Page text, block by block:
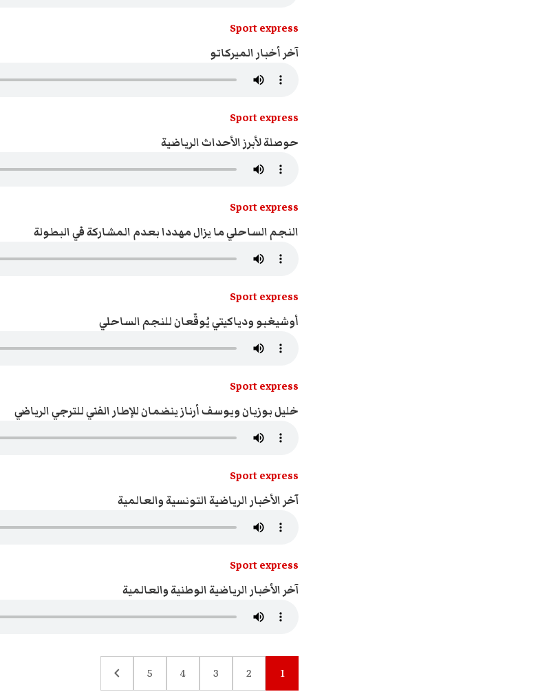
Sport express
آخر أخبار الميركاتو
Sport express
حوصلة لأبرز الأحداث الرياضية
Sport express
النجم الساحلي ما يزال مهددا بعدم المشاركة في البطولة
Sport express
أوشيغبو ودياكيتي يُوقّعان للنجم الساحلي
Sport express
خليل بوزيان ويوسف أرناز ينضمان للإطار الفني للترجي الرياضي
Sport express
آخر الأخبار الرياضية التونسية والعالمية
Sport express
آخر الأخبار الرياضية الوطنية والعالمية
1
2
3
4
5
chevron_left